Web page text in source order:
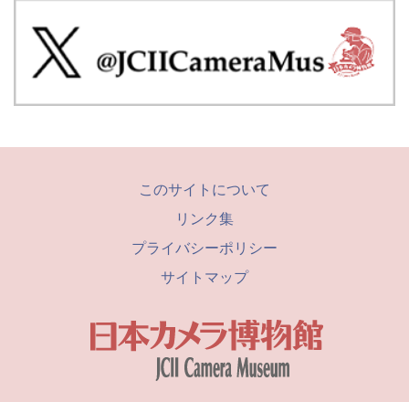
このサイトについて
リンク集
プライバシーポリシー
サイトマップ